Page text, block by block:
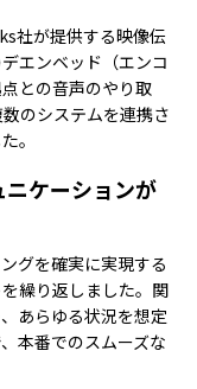
社が提供する映像伝
エンベッド（エンコ
との音声のやり取
のシステムを連携さ
。
ケーションが
グを確実に実現する
繰り返しました。関
あらゆる状況を想定
本番でのスムーズな